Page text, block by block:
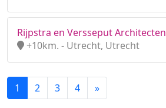
Rijpstra en Versseput Architecten
+10km. - Utrecht, Utrecht
1 2 3 4 »